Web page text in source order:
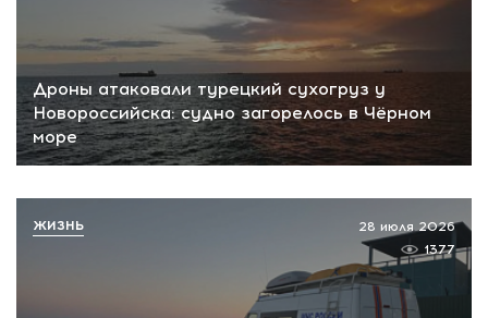
Дроны атаковали турецкий сухогруз у
Новороссийска: судно загорелось в Чёрном
море
28 июля 2026
1377
ЖИЗНЬ